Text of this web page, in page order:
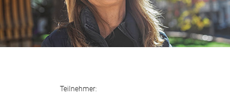
Teilnehmer: